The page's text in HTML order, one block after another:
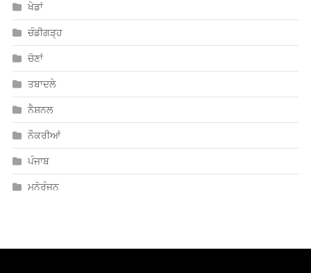
ਖੇਡਾਂ
ਚੰਡੀਗੜ੍ਹ
ਚੋਣਾਂ
ਤਬਾਦਲੇ
ਨੈਸ਼ਨਲ
ਨੌਕਰੀਆਂ
ਪੰਜਾਬ
ਮਨੋਰੰਜਨ